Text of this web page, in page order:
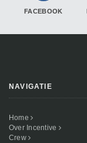
FACEBOOK
NAVIGATIE
Home
Over Incentive
Crew